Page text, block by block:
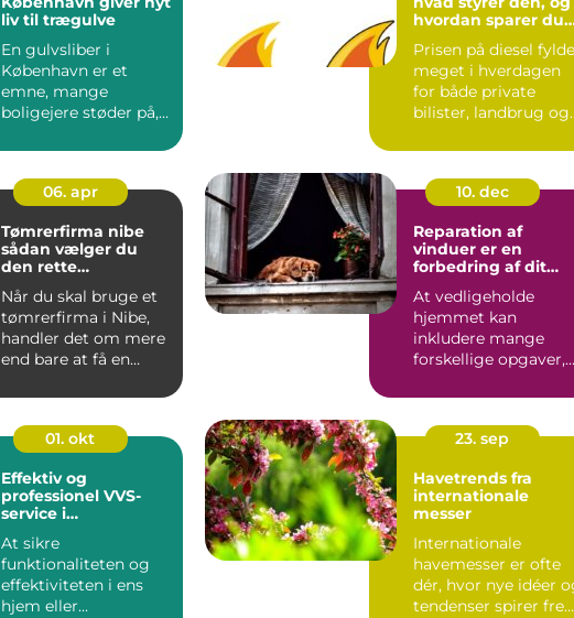
liv til trægulve
En gulvsliber i
København er et
emne, mange
boligejere støder på,
hvordan sparer du
Prisen på diesel
meget i hverdagen
for både private
bilister, landbrug og
06. apr
Tømrerfirma nibe
sådan vælger du
den rette
Når du skal bruge et
tømrerfirma i Nibe,
handler det om mere
end bare at få en
læg...
10. dec
Reparation af
vinduer er en
forbedring af dit
At vedligeholde
hjemmet kan
inkludere mange
forskellige opgaver,
vinduer er ofte e...
01. okt
Effektiv og
professionel VVS-
service i
At sikre
funktionaliteten og
effektiviteten i ens
hjem eller
23. sep
Havetrends fra
internationale
messer
Internationale
havemesser er ofte
dér, hvor nye idéer
tendenser spirer